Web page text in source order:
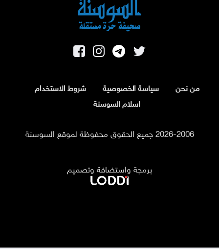
من نحن سياسة الخصوصية
شروط الاستخدام
اسلام السوسنة
2026-2006 جميع الحقوق محفوظة لموقع السوسنة
برمجة واستضافة وتصميم